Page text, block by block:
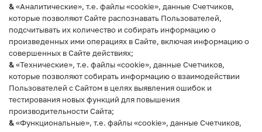
&«Аналитические», т.е. файлы «cookie», данные Счетчиков,
которые позволяют Сайте распознавать Пользователей,
подсчитывать их количество и собирать информацию о
произведенных ими операциях в Сайте, включая информацию о
совершенных в Сайте действиях;
&«Технические», т.е. файлы «cookie», данные Счетчиков,
которые позволяют собирать информацию о взаимодействии
Пользователей с Сайтом в целях выявления ошибок и
тестирования новых функций для повышения
производительности Сайта;
&«Функциональные», т.е. файлы «cookie», данные Счетчиков,